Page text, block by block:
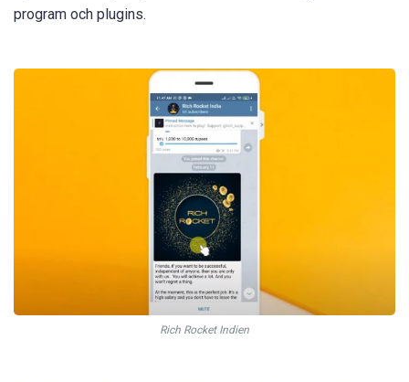
program och plugins.
Rich Rocket Indien